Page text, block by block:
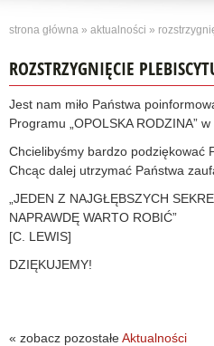
strona główna » aktualności »
ROZSTRZYGNIĘCIE
Jest nam miło Państwa
Programu „OPOLSKA RODZINA”
Chcielibyśmy bardzo podziękować
Chcąc dalej utrzymać Państwa
„JEDEN Z NAJGŁĘBSZYCH
NAPRAWDĘ WARTO ROBIĆ”
[C. LEWIS]
DZIĘKUJEMY!
« zobacz pozostałeAktualności